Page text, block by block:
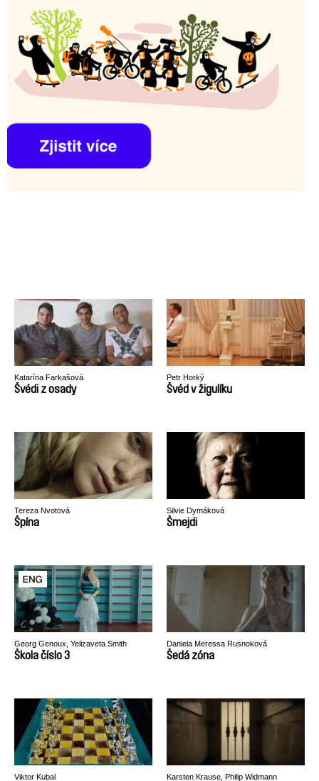
Katarína Farkašová
Švédi z osady
Petr Horký
Švéd v žigulíku
Tereza Nvotová
Špína
Silvie Dymáková
Šmejdi
Georg Genoux, Yelizaveta Smith
Škola číslo 3
Daniela Meressa Rusnoková
Šedá zóna
Viktor Kubal Karsten Krause, Philip Widmann